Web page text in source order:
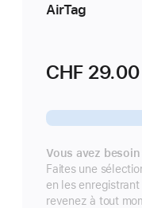
AirTag
CHF 29.00
Vous avez
Faites une
en les
revenez à tout